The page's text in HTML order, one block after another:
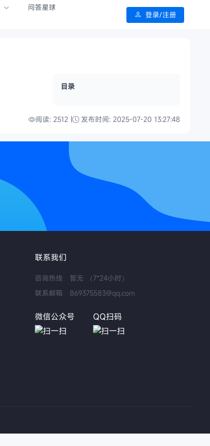
问答星球
登录/注册
目录
阅读: 2512 | 发布时间: 2025-07-20 13:27:48
联系我们
咨询热线：暂无 （7*24小时）
联系邮箱：869375583@qq.com
微信公众号 QQ扫码